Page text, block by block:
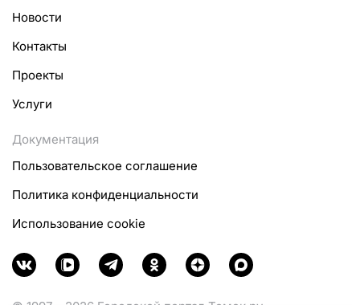
Новости
Контакты
Проекты
Услуги
Документация
Пользовательское соглашение
Политика конфиденциальности
Использование cookie